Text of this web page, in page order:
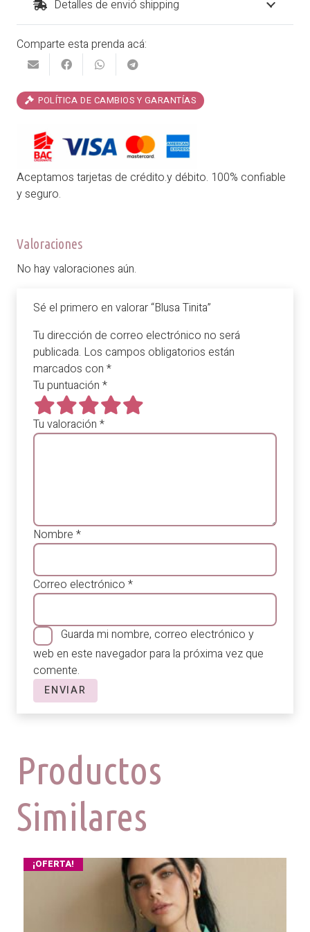
Detalles de envió shipping
Comparte esta prenda acá:
POLÍTICA DE CAMBIOS Y GARANTÍAS
Aceptamos tarjetas de crédito.y débito. 100% confiable
y seguro.
Valoraciones
No hay valoraciones aún.
Sé el primero en valorar “Blusa Tinita”
Tu dirección de correo electrónico no será
publicada. Los campos obligatorios están
marcados con *
Tu puntuación *
Tu valoración *
Nombre *
Correo electrónico *
Guarda mi nombre, correo electrónico y
web en este navegador para la próxima vez que
comente.
Productos
Similares
¡OFERTA!